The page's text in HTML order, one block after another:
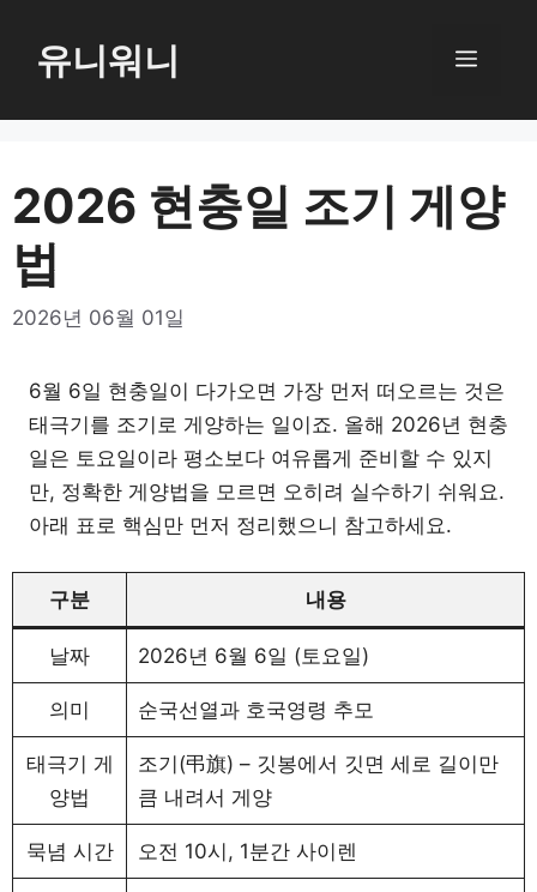
로
너
뛰
기
유니워니 메
2026 현충일 조기 게양
법
2026년 06월 01일
6월 6일 현충일이 다가오면 가장 먼저 떠오르는 것은
태극기를 조기로 게양하는 일이죠. 올해 2026년 현충
일은 토요일이라 평소보다 여유롭게 준비할 수 있지
만, 정확한 게양법을 모르면 오히려 실수하기 쉬워요.
아래 표로 핵심만 먼저 정리했으니 참고하세요.
구분 내용
날짜 2026년 6월 6일 (토요일)
의미 순국선열과 호국영령 추모
태극기 게
양법
조기(弔旗) – 깃봉에서 깃면 세로 길이만
큼 내려서 게양
묵념 시간 오전 10시, 1분간 사이렌